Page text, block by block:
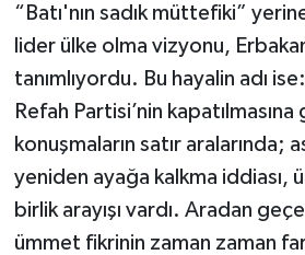
“Batı'nın sadık müttefiki”
lider ülke olma vizyonu,
tanımlıyordu. Bu hayalin adı
Refah Partisi’nin
konuşmaların satır aralarında;
yeniden ayağa kalkma iddiası,
birlik arayışı vardı. Aradan
ümmet fikrinin zaman zaman